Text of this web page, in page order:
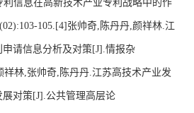
利信息在高新技术产业专利战略中的作
105.[4]张帅奇,陈丹丹,颜祥林.江
请信息分析及对策[J].情报杂
祥林,张帅奇,陈丹丹.江苏高技术产业发
对策[J].公共管理高层论